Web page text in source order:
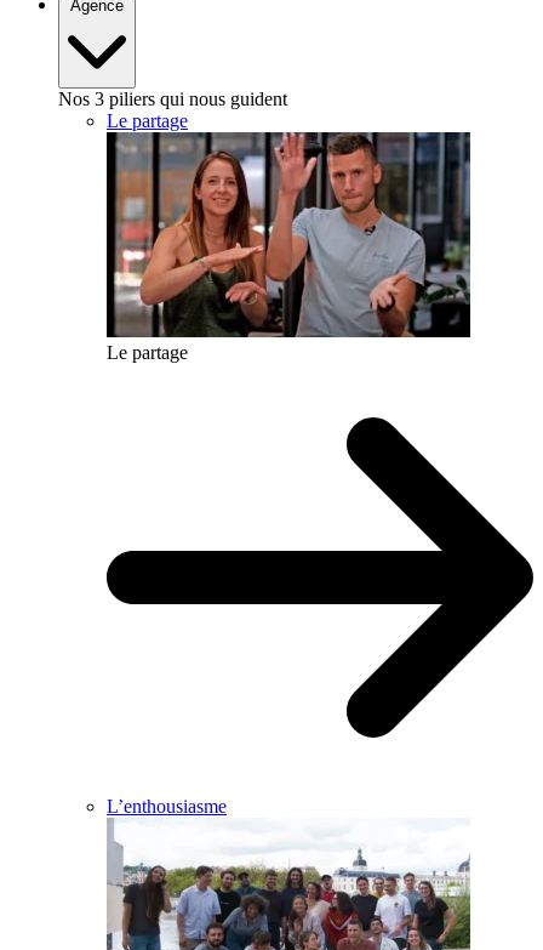
Agence
Nos 3 piliers qui nous guident
Le partage
Le partage
L’enthousiasme